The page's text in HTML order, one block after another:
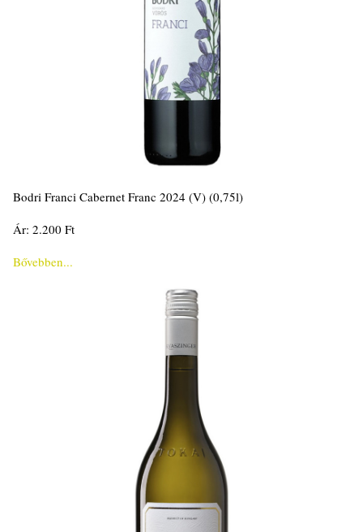
Bodri Franci Cabernet Franc 2024 (V) (0,75l)
Ár: 2.200 Ft
Bővebben...